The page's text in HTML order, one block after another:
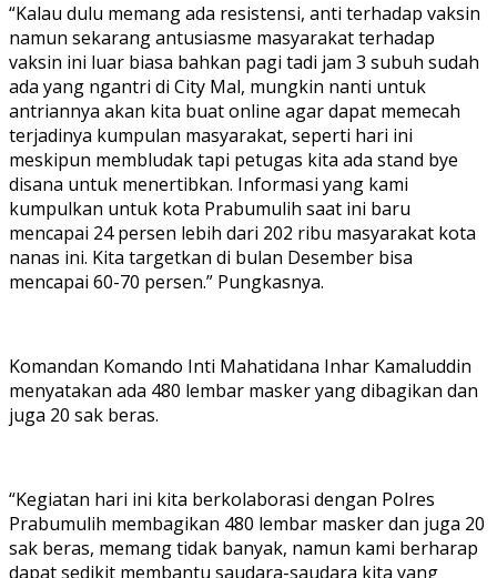
“Kalau dulu memang ada resistensi, anti terhadap vaksin
namun sekarang antusiasme masyarakat terhadap
vaksin ini luar biasa bahkan pagi tadi jam 3 subuh sudah
ada yang ngantri di City Mal, mungkin nanti untuk
antriannya akan kita buat online agar dapat memecah
terjadinya kumpulan masyarakat, seperti hari ini
meskipun membludak tapi petugas kita ada stand bye
disana untuk menertibkan. Informasi yang kami
kumpulkan untuk kota Prabumulih saat ini baru
mencapai 24 persen lebih dari 202 ribu masyarakat kota
nanas ini. Kita targetkan di bulan Desember bisa
mencapai 60-70 persen.” Pungkasnya.
Komandan Komando Inti Mahatidana Inhar Kamaluddin
menyatakan ada 480 lembar masker yang dibagikan dan
juga 20 sak beras.
“Kegiatan hari ini kita berkolaborasi dengan Polres
Prabumulih membagikan 480 lembar masker dan juga 20
sak beras, memang tidak banyak, namun kami berharap
dapat sedikit membantu saudara-saudara kita yang